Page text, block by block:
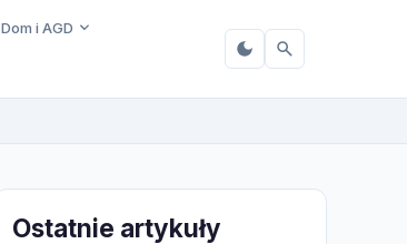
Dom i AGD
Ostatnie artykuły